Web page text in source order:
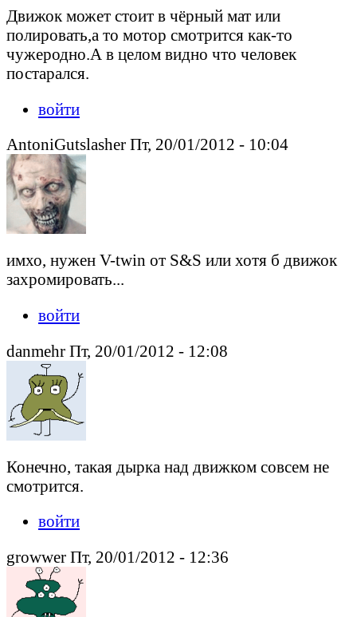
Движок может стоит в чёрный мат или
полировать,а то мотор смотрится как-то
чужеродно.А в целом видно что человек
постарался.
войти
AntoniGutslasher Пт, 20/01/2012 - 10:04
имхо, нужен V-twin от S&S или хотя б движок
захромировать...
войти
danmehr Пт, 20/01/2012 - 12:08
Конечно, такая дырка над движком совсем не
смотрится.
войти
growwer Пт, 20/01/2012 - 12:36